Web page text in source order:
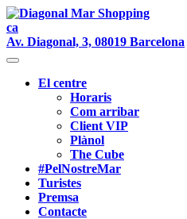
ca
Av. Diagonal, 3, 08019 Barcelona
El centre
Horaris
Com arribar
Client VIP
Plànol
The Cube
#PelNostreMar
Turistes
Premsa
Contacte